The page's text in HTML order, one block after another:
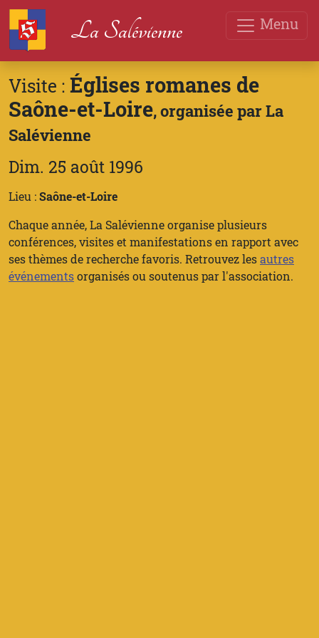
Menu
La Salévienne
Visite : Églises romanes de
Saône-et-Loire, organisée par La
Salévienne
Dim. 25 août 1996
Lieu :Saône-et-Loire
Chaque année, La Salévienne organise plusieurs
conférences, visites et manifestations en rapport avec
ses thèmes de recherche favoris. Retrouvez lesautres
événementsorganisés ou soutenus par l'association.